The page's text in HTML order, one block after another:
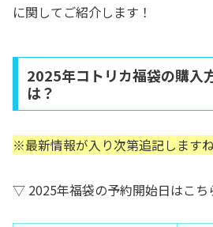
に関してご紹介します！
2025年コトリカ福袋の購入
は？
※最新情報が入り次第追記しますね
▽ 2025年福袋の予約開始日はこち